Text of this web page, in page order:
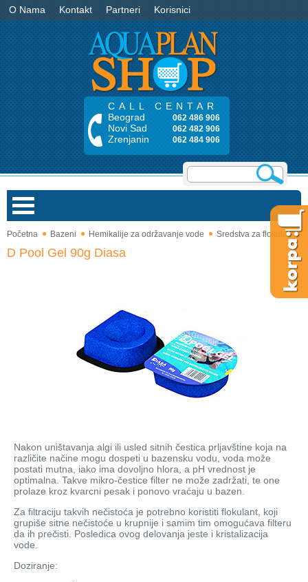
O Nama Kontakt Partneri Korisnici
CALL CENTAR
Beograd
062 486 906
Novi Sad 062 482 906
Zrenjanin 062 484 906
Bazeni
Stakleni mozaik
Dekorativni i građevinski materijali
Početna Bazeni Hemikalije za održavanje vode Sredstva za flokulaciju
D Pool Gel 90g Diasa
Nakon uništavanja algi ili usled sitnih čestica prljavštine koja na
različite načine mogu dospeti u bazensku vodu, voda može
postati mutna, iako ima dovoljno hlora, a pH vrednost je
optimalna. Takve mikro-čestice filter ne može zadržati, te one
prolaze kroz kvarcni pesak i ponovo vraćaju u bazen.
Za filtraciju takvih nečistoća je potrebno koristiti flokulant, koji
grupiše sitne nečistoće u krupnije i samim tim omogućava filteru
da ih prečisti. Posledica ovog delovanja jeste i kristalizacija
vode.
Doziranje: